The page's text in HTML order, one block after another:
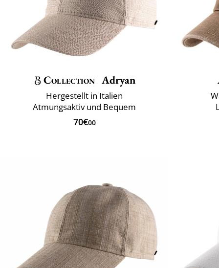
Collection Adryan
Hergestellt in Italien
Atmungsaktiv und Bequem
70€00